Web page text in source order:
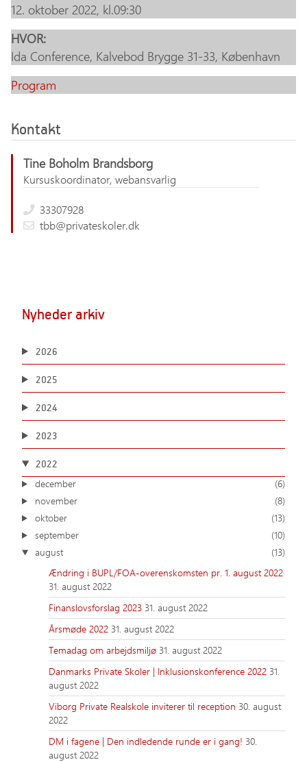
12. oktober 2022, kl.09:30
HVOR:
Ida Conference, Kalvebod Brygge 31-33, København
Program
Kontakt
Tine Boholm Brandsborg
Kursuskoordinator, webansvarlig
33307928
tbb@privateskoler.dk
Nyheder arkiv
2026
2025
2024
2023
2022
december
(6)
november
(8)
oktober
(13)
september
(10)
august
(13)
Ændring i BUPL/FOA-overenskomsten pr. 1. august 2022
31. august 2022
Finanslovsforslag 2023 31. august 2022
Årsmøde 2022 31. august 2022
Temadag om arbejdsmiljø 31. august 2022
Danmarks Private Skoler | Inklusionskonference 2022 31.
august 2022
Viborg Private Realskole inviterer til reception 30. august
2022
DM i fagene | Den indledende runde er i gang! 30.
august 2022